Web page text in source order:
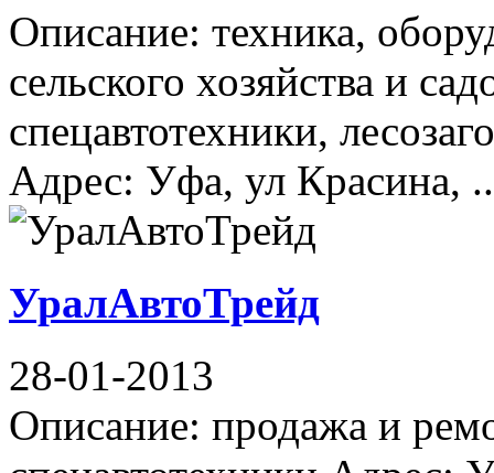
Описание: техника,
сельского хозяйства и
спецавтотехники,
Адрес: Уфа, ул Красина,
УралАвтоТрейд
28-01-2013
Описание: продажа и